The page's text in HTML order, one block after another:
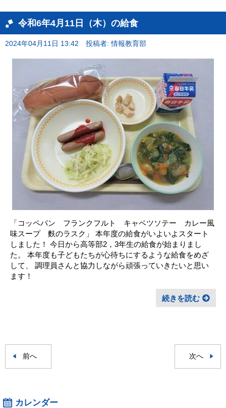
令和6年4月11日（木）の給食
2024年04月11日 13:42 投稿者: 情報教育部
「コッペパン フランクフルト キャベツソテー カレー風
味スープ 麩のラスク」 本年度の給食がいよいよスタート
しました！ 今日から高等部2，3年生の給食が始まりまし
た。 本年度も子どもたちが心待ちにするような給食をめざ
して、 調理員さんと協力しながら頑張っていきたいと思い
ます！
続きを読む
前へ 次へ
カレンダー